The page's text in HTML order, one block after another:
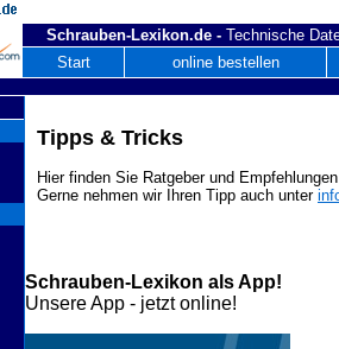
Schrauben-Lexikon.de - Technische
Start
online bestellen
Tipps & Tricks
Hier finden Sie Ratgeber und
Gerne nehmen wir Ihren Tipp auch unter
Schrauben-Lexikon als App!
Unsere App - jetzt online!